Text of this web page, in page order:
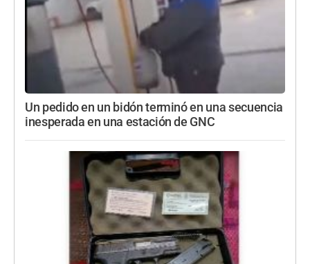
Un pedido en un bidón terminó en una secuencia
inesperada en una estación de GNC